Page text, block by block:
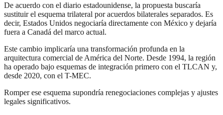
De acuerdo con el diario estadounidense, la propuesta buscaría
sustituir el esquema trilateral por acuerdos bilaterales separados. Es
decir, Estados Unidos negociaría directamente con México y dejaría
fuera a Canadá del marco actual.
Este cambio implicaría una transformación profunda en la
arquitectura comercial de América del Norte. Desde 1994, la región
ha operado bajo esquemas de integración primero con el TLCAN y,
desde 2020, con el T-MEC.
Romper ese esquema supondría renegociaciones complejas y ajustes
legales significativos.